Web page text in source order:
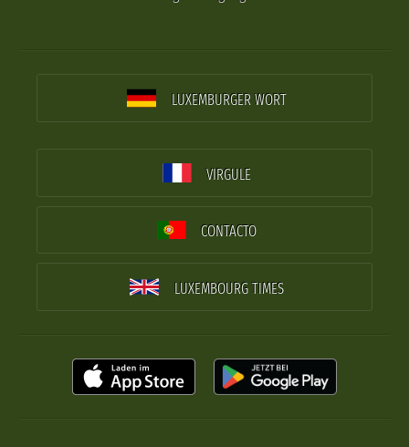
LUXEMBURGER WORT
VIRGULE
CONTACTO
LUXEMBOURG TIMES